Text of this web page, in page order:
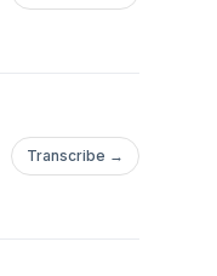
Transcribe →